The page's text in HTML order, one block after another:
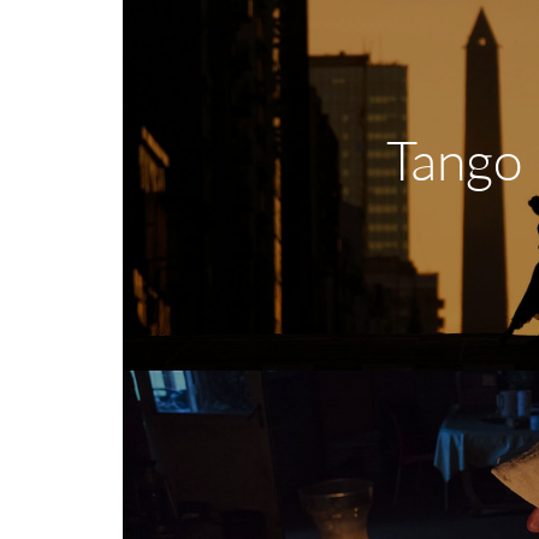
Tango
Arte e Passione in